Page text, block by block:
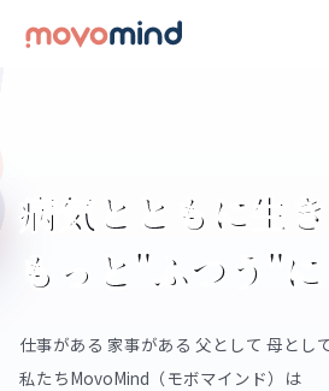
病気とともに生
もっと"ふつう"に
仕事がある 家事がある 父として 母と
私たちMovoMind（モボマインド）は